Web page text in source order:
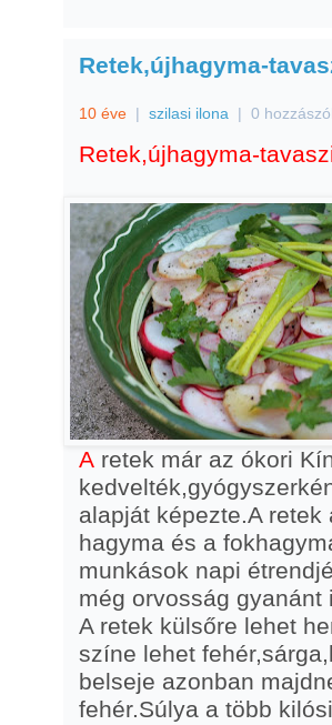
Retek,újhagyma-
10 éve | szilasi ilona | 0
Retek,újhagyma-
A retek már az ókori
alapját képezte.A
hagyma és a
munkások napi
még orvosság gyanánt
A retek külsőre lehet
színe lehet
belseje azonban
fehér.Súlya a több